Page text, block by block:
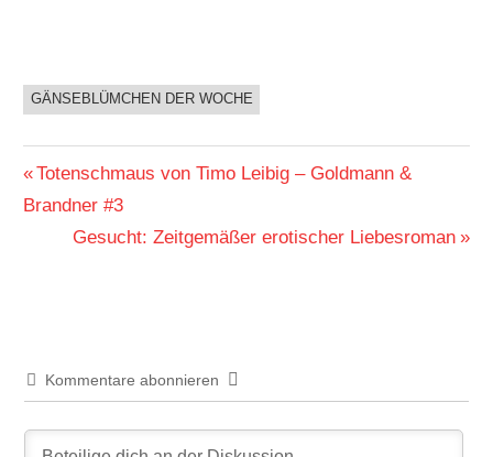
BUCHIGES
GÄNSEBLÜMCHEN DER WOCHE
Beitragsnavigation
Vorheriger
Beitrag:
Totenschmaus von Timo Leibig – Goldmann &
Brandner #3
Nächster
Gesucht: Zeitgemäßer erotischer Liebesroman
Kommentare abonnieren